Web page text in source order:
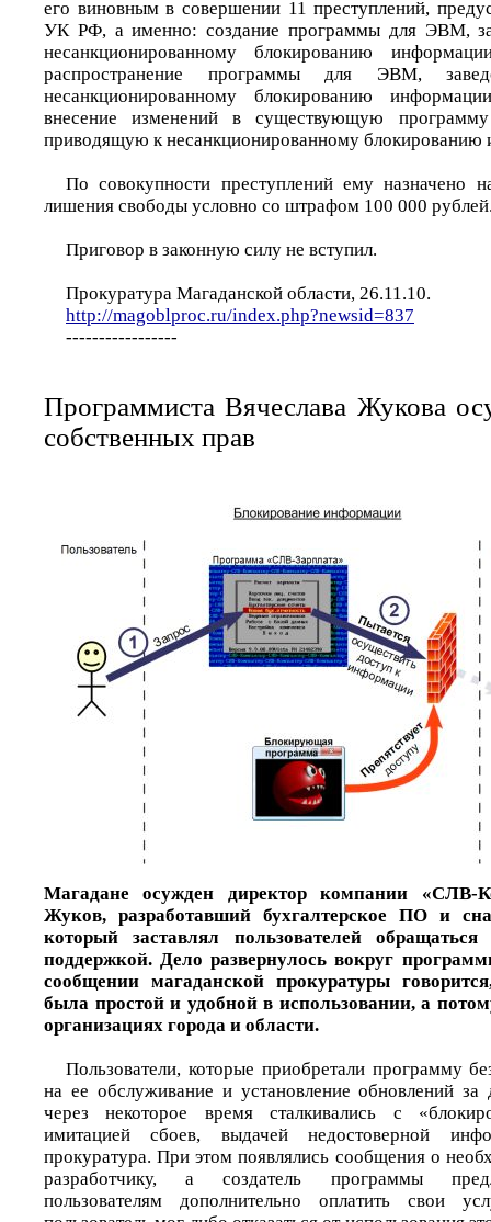
его виновным в совершении 11 преступлений,
УК РФ, а именно: создание программы для ЭВМ,
несанкционированному блокированию
распространение программы для ЭВМ,
несанкционированному блокированию
внесение изменений в существующую
приводящую к несанкционированному блокированию
По совокупности преступлений ему назначено
лишения свободы условно со штрафом 100 000
Приговор в законную силу не вступил.
Прокуратура Магаданской области, 26.11.10.
http://magoblproc.ru/index.php?newsid=837
-----------------
Программиста Вячеслава Жукова
собственных прав
Магадане осужден директор компании «СЛВ-
Жуков, разработавший бухгалтерское ПО и
который заставлял пользователей
поддержкой. Дело развернулось вокруг
сообщении магаданской прокуратуры
была простой и удобной в использовании, а
организациях города и области.
Пользователи, которые приобретали программу
на ее обслуживание и установление обновлений за
через некоторое время сталкивались с
имитацией сбоев, выдачей недостоверной
прокуратура. При этом появлялись сообщения о
разработчику, а создатель программы
пользователям дополнительно оплатить свои